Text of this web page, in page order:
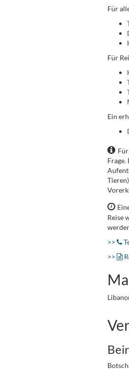
Für
Für
Ein
Frage.
Reise
>>
>>